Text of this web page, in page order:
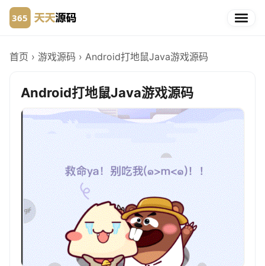
首页 › 游戏源码 › Android打地鼠Java游戏源码
Android打地鼠Java游戏源码